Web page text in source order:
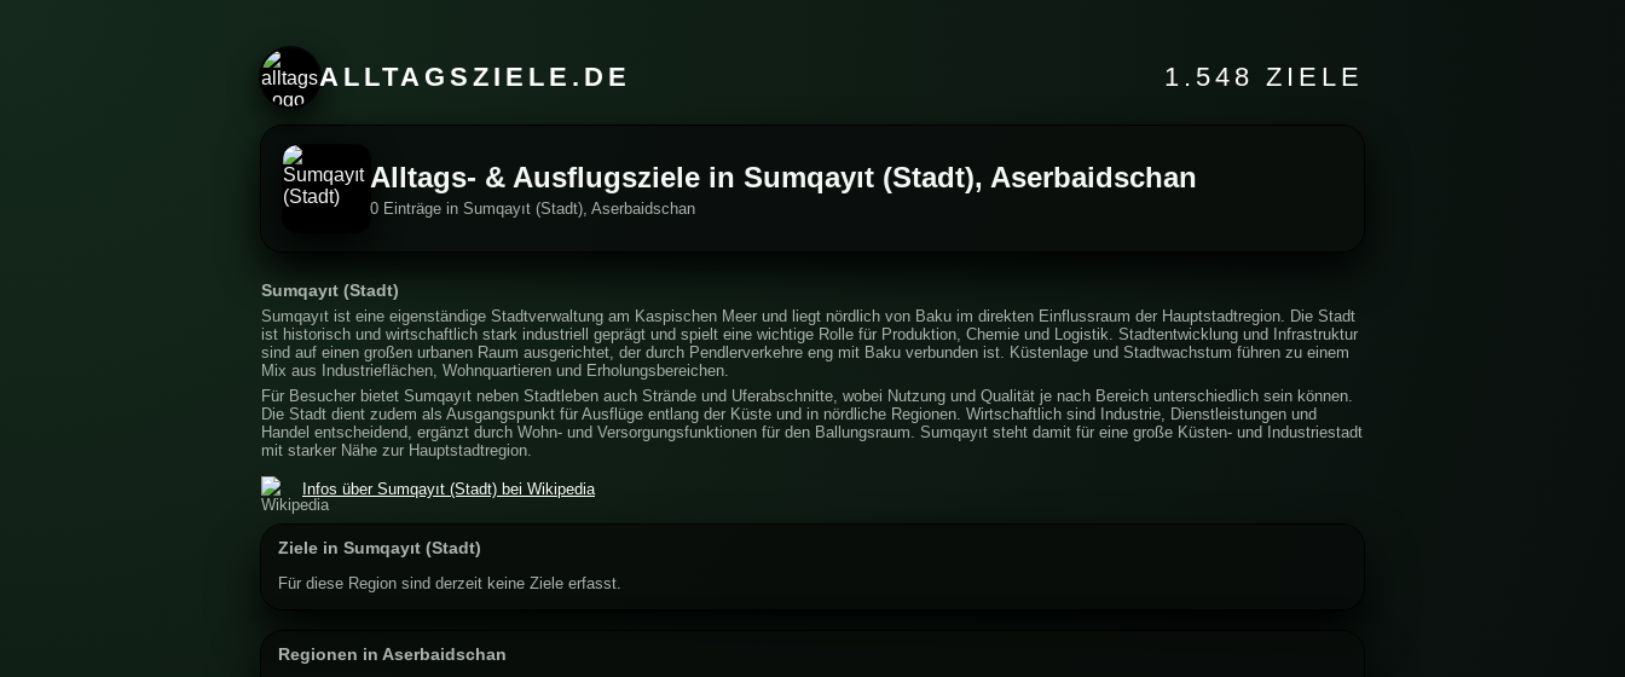
ALLTAGSZIELE.DE 1.548 ZIELE
Alltags- & Ausflugsziele in Sumqayıt (Stadt), Aserbaidschan
0 Einträge in Sumqayıt (Stadt), Aserbaidschan
Sumqayıt (Stadt)
Sumqayıt ist eine eigenständige Stadtverwaltung am Kaspischen Meer und liegt nördlich von Baku im direkten Einflussraum der Hauptstadtregion. Die Stadt
ist historisch und wirtschaftlich stark industriell geprägt und spielt eine wichtige Rolle für Produktion, Chemie und Logistik. Stadtentwicklung und Infrastruktur
sind auf einen großen urbanen Raum ausgerichtet, der durch Pendlerverkehre eng mit Baku verbunden ist. Küstenlage und Stadtwachstum führen zu einem
Mix aus Industrieflächen, Wohnquartieren und Erholungsbereichen.
Für Besucher bietet Sumqayıt neben Stadtleben auch Strände und Uferabschnitte, wobei Nutzung und Qualität je nach Bereich unterschiedlich sein können.
Die Stadt dient zudem als Ausgangspunkt für Ausflüge entlang der Küste und in nördliche Regionen. Wirtschaftlich sind Industrie, Dienstleistungen und
Handel entscheidend, ergänzt durch Wohn- und Versorgungsfunktionen für den Ballungsraum. Sumqayıt steht damit für eine große Küsten- und Industriestadt
mit starker Nähe zur Hauptstadtregion.
Infos über Sumqayıt (Stadt) bei Wikipedia
Ziele in Sumqayıt (Stadt)
Für diese Region sind derzeit keine Ziele erfasst.
Regionen in Aserbaidschan